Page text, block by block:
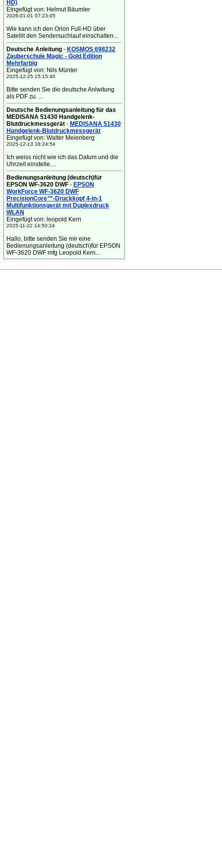
HD)
Eingefügt von: Helmut Bäumler
2026-01-01 07:23:05
Wie kann ich den Orion Full-HD über
Satellit den Sendersuchlauf einschalten...
Deutsche Anleitung- KOSMOS 698232
Zauberschule Magic - Gold Edition
Mehrfarbig
Eingefügt von: Nils Münter
2025-12-25 15:15:40
Bitte senden Sie die deutsche Anlwitung
als PDF zu. ...
Deutsche Bedienungsanleitung für das
MEDISANA 51430 Handgelenk-
Blutdruckmessgerät- MEDISANA 51430
Handgelenk-Blutdruckmessgerät
Eingefügt von: Walter Meienberg
2025-12-13 16:24:54
Ich weiss nicht wie ich das Datum und die
Uhrzeit einstelle....
Bedienungsanleitung (deutsch)für
EPSON WF-3620 DWF- EPSON
WorkForce WF-3620 DWF
PrecisionCore™-Druckkopf 4-in-1
Multifunktionsgerät mit Duplexdruck
WLAN
Eingefügt von: leopold Kern
2025-11-22 14:50:24
Hallo, bitte senden Sie mir eine
Bedienungsanleitung (deutsch)für EPSON
WF-3620 DWF mfg Leopold Kern...